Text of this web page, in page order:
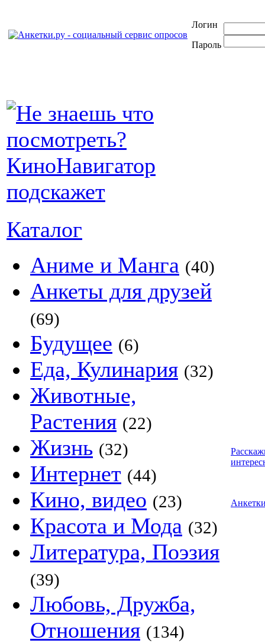
Логин
Пароль
Каталог
Аниме и Манга (40)
Анкеты для друзей
(69)
Будущее (6)
Еда, Кулинария (32)
Животные,
Растения (22)
Жизнь (32)
Интернет (44)
Кино, видео (23)
Красота и Мода (32)
Литература, Поэзия
(39)
Любовь, Дружба,
Отношения (134)